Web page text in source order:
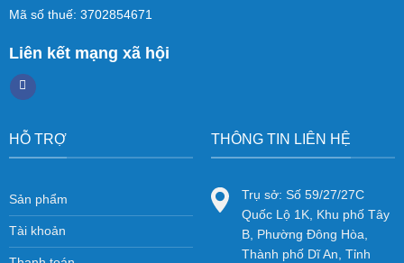
Mã số thuế: 3702854671
Liên kết mạng xã hội
HỖ TRỢ
Sản phẩm
Tài khoản
THÔNG TIN LIÊN HỆ
Trụ sở: Số 59/27/27C
Quốc Lộ 1K, Khu phố Tây
B, Phường Đông Hòa,
Thành phố Dĩ An, Tỉnh